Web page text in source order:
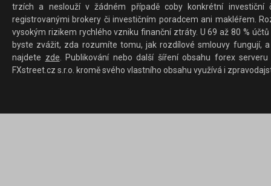
trzích a neslouží v žádném případě coby konkrétní investiční
registrovanými brokery či investičním poradcem ani makléřem.
vysokým rizikem rychlého vzniku finanční ztráty. U 69 až 80 %
byste zvážit, zda rozumíte tomu, jak rozdílové smlouvy fungují,
najdete zde. Publikování nebo další šíření obsahu forex
FXstreet.cz s.r.o. kromě svého vlastního obsahu využívá i